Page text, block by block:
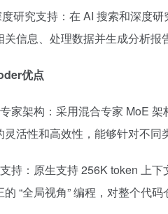
研究支持：在 AI 搜索和深度
信息、处理数据并生成分析报
优点​
家架构：采用混合专家 MoE
活性和高效性，能够针对不同
持：原生支持 256K token 上
“全局视角” 编程，对整个代